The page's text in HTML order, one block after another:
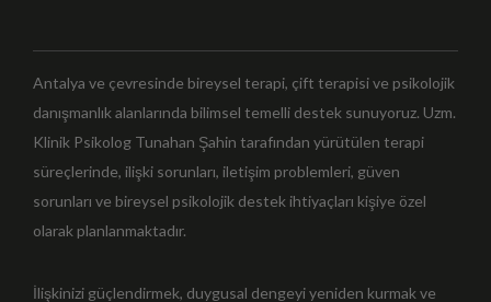
Antalya ve çevresinde bireysel terapi, çift terapisi ve psikolojik
danışmanlık alanlarında bilimsel temelli destek sunuyoruz. Uzm.
Klinik Psikolog Tunahan Şahin tarafından yürütülen terapi
süreçlerinde, ilişki sorunları, iletişim problemleri, güven
sorunları ve bireysel psikolojik destek ihtiyaçları kişiye özel
olarak planlanmaktadır.
İlişkinizi güçlendirmek, duygusal dengeyi yeniden kurmak ve